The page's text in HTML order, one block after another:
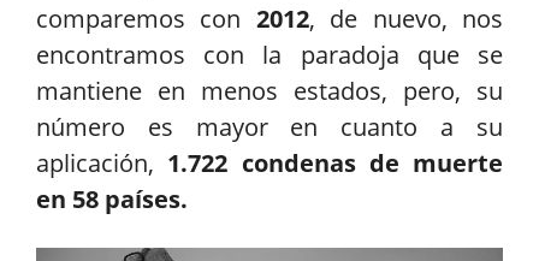
comparemos con 2012, de nuevo, nos
encontramos con la paradoja que se
mantiene en menos estados, pero, su
número es mayor en cuanto a su
aplicación, 1.722 condenas de muerte
en 58 países.